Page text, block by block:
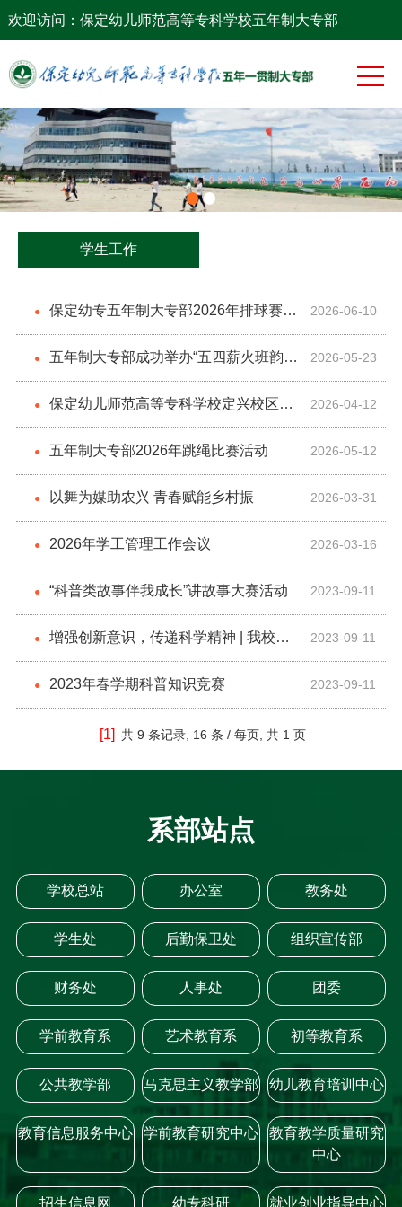
欢迎访问：保定幼儿师范高等专科学校五年制大专部
网站首页
专业建设
师资队伍
学生工作
● 保定幼专五年制大专部2026年排球赛圆
满落幕
2026-06-10
● 五年制大专部成功举办“五四薪火班韵传
声”班级合唱比赛
2026-05-23
● 保定幼儿师范高等专科学校定兴校区圆
满完成2026届师范生免试认定教师资格教
育教学能力考试工作
2026-04-12
● 五年制大专部2026年跳绳比赛活动 2026-05-12
● 以舞为媒助农兴 青春赋能乡村振 2026-03-31
● 2026年学工管理工作会议 2026-03-16
● “科普类故事伴我成长”讲故事大赛活动 2023-09-11
● 增强创新意识，传递科学精神 | 我校举
办科普知识专题讲座
2023-09-11
● 2023年春学期科普知识竞赛 2023-09-11
[1] 共 9 条记录, 16 条 / 每页, 共 1 页
系部站点
学校总站 办公室 教务处
学生处 后勤保卫处 组织宣传部
财务处 人事处 团委
学前教育系 艺术教育系 初等教育系
公共教学部 马克思主义教学部 幼儿教育培训中心
教育信息服务中心 学前教育研究中心
教育教学质量研究
中心
招生信息网 幼专科研 就业创业指导中心